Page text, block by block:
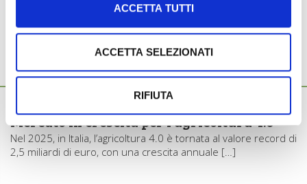
ACCETTA TUTTI
ACCETTA SELEZIONATI
RIFIUTA
Mercato in crescita per l’agricoltura 4.0
Nel 2025, in Italia, l’agricoltura 4.0 è tornata al valore record di
2,5 miliardi di euro, con una crescita annuale […]